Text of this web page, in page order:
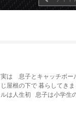
実は 息子とキャッチボー
じ屋根の下で 暮らしてき
ルは人生初 息子は小学